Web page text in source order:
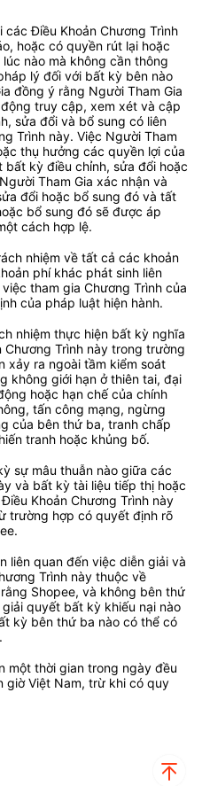
hoặc có quyền rút lại hoặc
nào mà không cần thông
lý đối với bất kỳ bên nào
đồng ý rằng Người Tham Gia
truy cập, xem xét và cập
sửa đổi và bổ sung có liên
Trình này. Việc Người Tham
thụ hưởng các quyền lợi của
bất kỳ điều chỉnh, sửa đổi hoặc
Tham Gia xác nhận và
đổi hoặc bổ sung đó và tất
bổ sung đó sẽ được áp
phí khác phát sinh liên
tham gia Chương Trình của
Trình này trong trường
xảy ra ngoài tầm kiểm soát
không giới hạn ở thiên tai, đại
hoặc hạn chế của chính
tấn công mạng, ngừng
của bên thứ ba, tranh chấp
tranh hoặc khủng bố.
và bất kỳ tài liệu tiếp thị hoặc
Khoản Chương Trình này
trường hợp có quyết định rõ
Trình này thuộc về
Shopee, và không bên thứ
quyết bất kỳ khiếu nại nào
kỳ bên thứ ba nào có thể có
giờ Việt Nam, trừ khi có quy